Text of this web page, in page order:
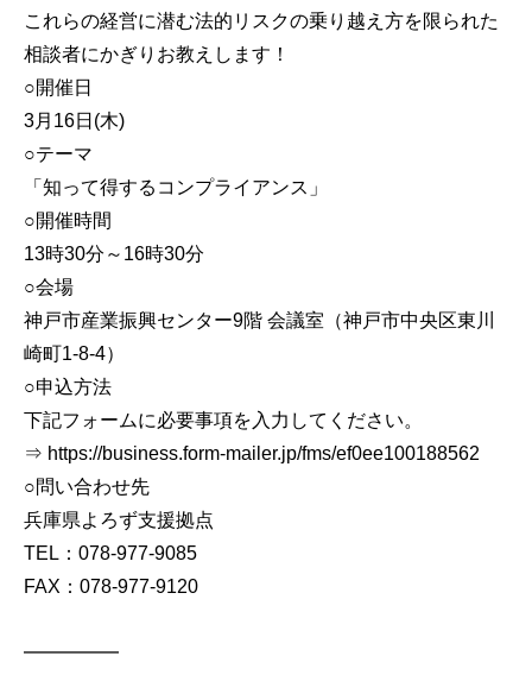
これらの経営に潜む法的リスクの乗り越え方を限られた
相談者にかぎりお教えします！
○開催日
3月16日(木)
○テーマ
「知って得するコンプライアンス」
○開催時間
13時30分～16時30分
○会場
神戸市産業振興センター9階 会議室（神戸市中央区東川
崎町1-8-4）
○申込方法
下記フォームに必要事項を入力してください。
⇒ https://business.form-mailer.jp/fms/ef0ee100188562
○問い合わせ先
兵庫県よろず支援拠点
TEL：078-977-9085
FAX：078-977-9120
━━━━━